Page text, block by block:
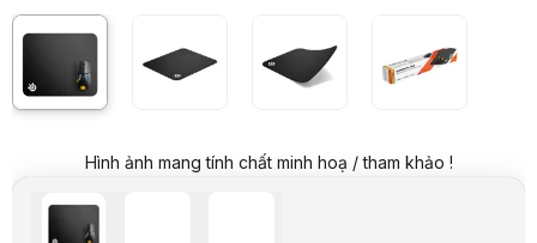
Thông số kỹ thuật
Sản phẩm
Hãng sản xuất
Steelseries
Model
Qck 63004
Kích thước
Kết cấu sợi vải đan dày giúp cho việc điều khiển
Màu sắc
Mô tả sản phẩm
Hình ảnh mang tính chất minh hoạ / tham khảo !